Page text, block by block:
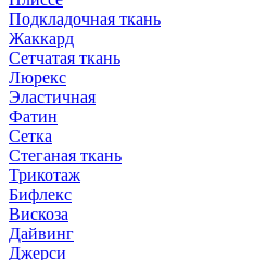
Подкладочная ткань
Жаккард
Сетчатая ткань
Люрекс
Эластичная
Фатин
Сетка
Стеганая ткань
Трикотаж
Бифлекс
Вискоза
Дайвинг
Джерси